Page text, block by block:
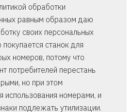
обработки
равным образом даю
своих персональных
станок для
номеров, потому что
потребителей перестань
но при этом
использования номерами, и
подлежать утилизации.